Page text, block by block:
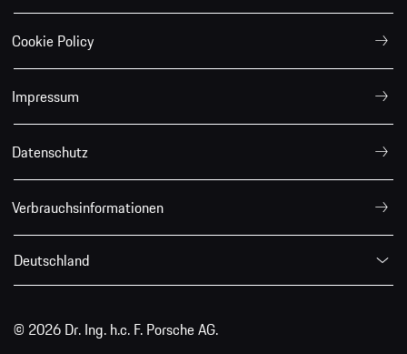
Cookie Policy
Impressum
Datenschutz
Verbrauchsinformationen
Deutschland
© 2026 Dr. Ing. h.c. F. Porsche AG.